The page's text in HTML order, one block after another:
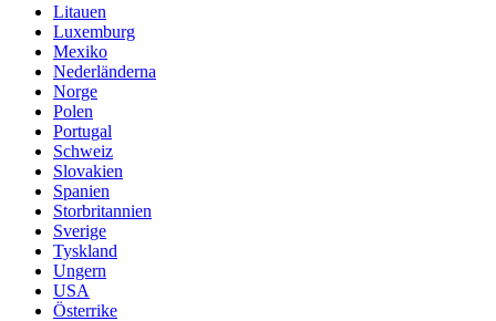
Litauen
Luxemburg
Mexiko
Nederländerna
Norge
Polen
Portugal
Schweiz
Slovakien
Spanien
Storbritannien
Sverige
Tyskland
Ungern
USA
Österrike